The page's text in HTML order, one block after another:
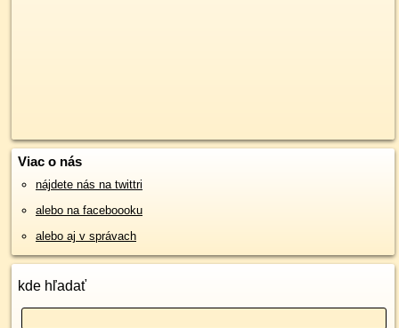
Viac o nás
nájdete nás na twittri
alebo na faceboooku
alebo aj v správach
kde hľadať